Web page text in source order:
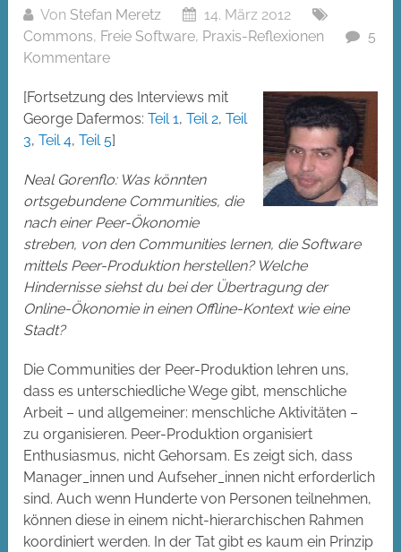
Von Stefan Meretz
14. März 2012
Commons, Freie Software, Praxis-Reflexionen
5
Kommentare
[Fortsetzung des Interviews mit
George Dafermos:Teil 1,Teil 2,Teil
3,Teil 4,Teil 5]
Neal Gorenflo: Was könnten
ortsgebundene Communities, die
nach einer Peer-Ökonomie
streben, von den Communities lernen, die Software
mittels Peer-Produktion herstellen? Welche
Hindernisse siehst du bei der Übertragung der
Online-Ökonomie in einen Offline-Kontext wie eine
Stadt?
Die Communities der Peer-Produktion lehren uns,
dass es unterschiedliche Wege gibt, menschliche
Arbeit – und allgemeiner: menschliche Aktivitäten –
zu organisieren. Peer-Produktion organisiert
Enthusiasmus, nicht Gehorsam. Es zeigt sich, dass
Manager_innen und Aufseher_innen nicht erforderlich
sind. Auch wenn Hunderte von Personen teilnehmen,
können diese in einem nicht-hierarchischen Rahmen
koordiniert werden. In der Tat gibt es kaum ein Prinzip